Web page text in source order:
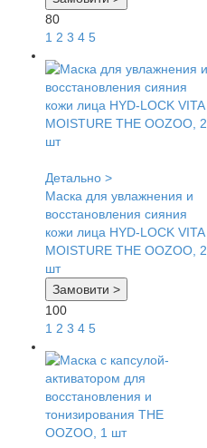
80
1 2 3 4 5
Детально >
Маска для увлажнения и
восстановления сияния
кожи лица HYD-LOCK VITA
MOISTURE THE OOZOO, 2
шт
Замовити >
100
1 2 3 4 5